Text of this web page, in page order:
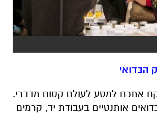
הבדואי
אתכם למסע לעולם קסום מדברי.
מצמחי מדבר, תכשיטים, רקמה,
עבודת יד, מאכלים ביתיים, שמן
ייחודיים, מתוקים ועוגיות